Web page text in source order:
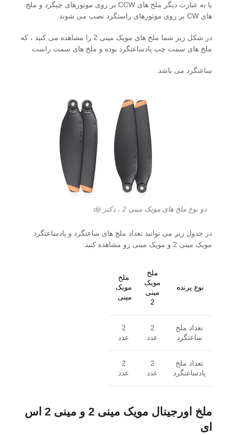
یا به عبارت دیگر ملخ های CCW بر روی موتورهای چپگرد و ملخ
های CW بر روی موتورهای راستگرد نصب می شوند.
در شکل زیر شما ملخ های مویک مینی 2 را مشاهده می کنید ، که
ملخ های سمت چپ پادساعتگرد بوده و ملخ های سمت راست
ساعتگرد می باشد.
دو نوع ملخ های مویک مینی 2 ، دکتر dji
در جدول زیر می توانید تعداد ملخ های ساعتگرد و پادساعتگرد
مویک مینی 2 و مویک مینی رو مشاهده کنید:
نوع پرنده
ملخ
مویک
مینی
2
ملخ
مویک
مینی
تعداد ملخ
ساعتگرد
2
عدد
2
عدد
تعداد ملخ
پادساعتگرد
2
عدد
2
عدد
ملخ اورجینال مویک مینی 2 و مینی 2 اس
ای